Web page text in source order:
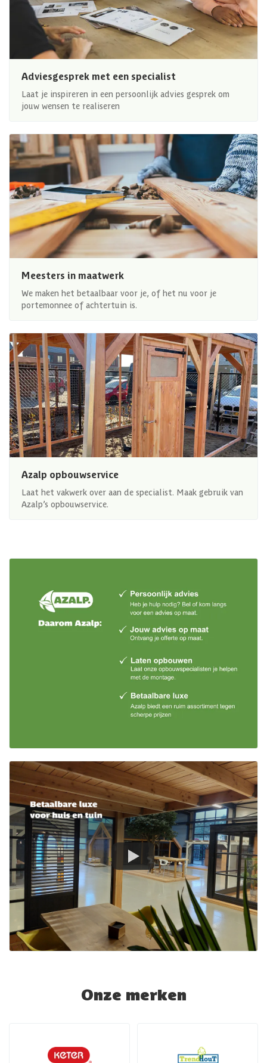
Adviesgesprek met een specialist
Laat je inspireren in een persoonlijk advies gesprek om
jouw wensen te realiseren
Meesters in maatwerk
We maken het betaalbaar voor je, of het nu voor je
portemonnee of achtertuin is.
Azalp opbouwservice
Laat het vakwerk over aan de specialist. Maak gebruik van
Azalp’s opbouwservice.
Onze merken